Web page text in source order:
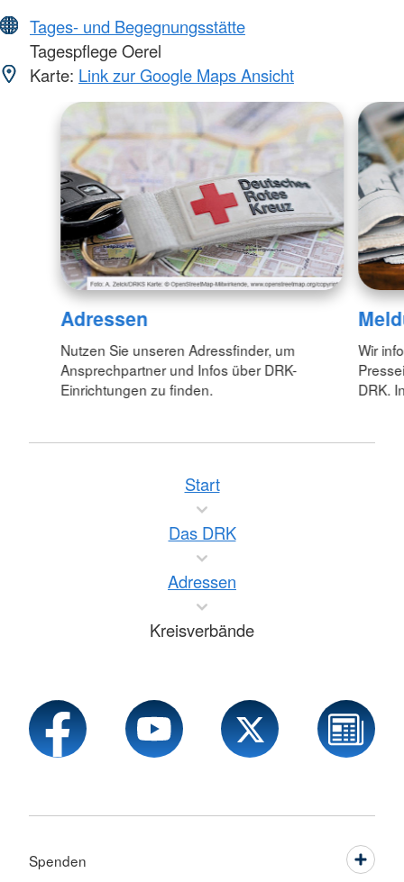
Tages- und Begegnungsstätte
Tagespflege Oerel
Karte: Link zur Google Maps Ansicht
Adressen
Nutzen Sie unseren Adressfinder, um
Ansprechpartner und Infos über DRK-
Einrichtungen zu finden.
Wir
DRK.
Start
Das DRK
Adressen
Kreisverbände
Spenden